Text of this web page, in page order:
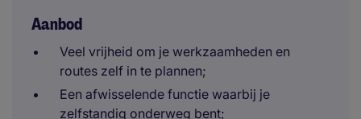
Aanbod
Veel vrijheid om je werkzaamheden en
routes zelf in te plannen;
Een afwisselende functie waarbij je
zelfstandig onderweg bent;